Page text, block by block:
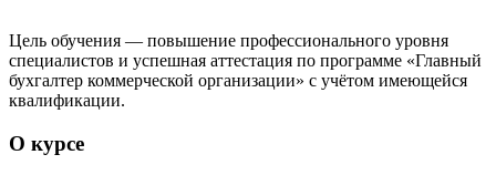
Цель обучения — повышение профессионального уровня
специалистов и успешная аттестация по программе «Главный
бухгалтер коммерческой организации» с учётом имеющейся
квалификации.
О курсе